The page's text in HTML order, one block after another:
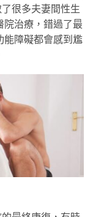
很多夫妻間性生
院治療，錯過了最
能障礙都會感到尷